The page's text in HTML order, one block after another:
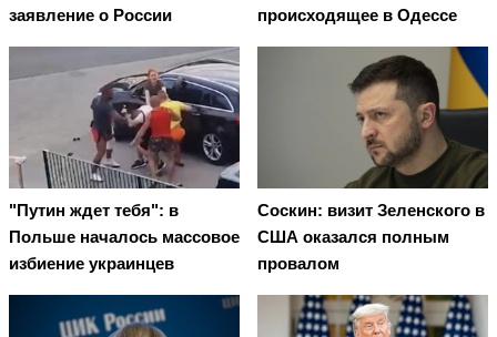
заявление о России
происходящее в Одессе
"Путин ждет тебя": в
Польше началось массовое
избиение украинцев
Соскин: визит Зеленского в
США оказался полным
провалом